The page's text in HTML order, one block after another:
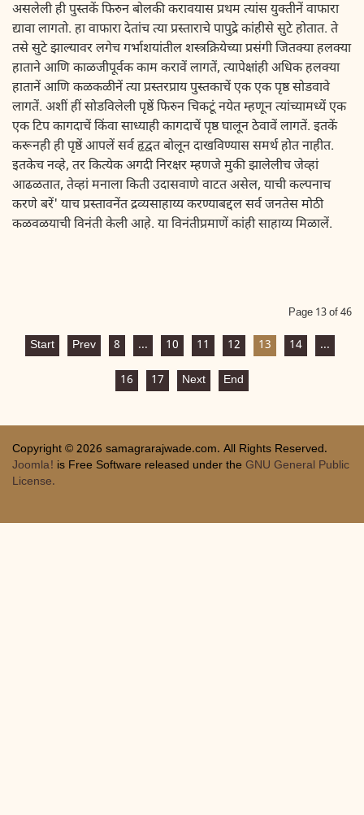
असलेली ही पुस्तकें फिरुन बोलकी करावयास प्रथम त्यांस युक्तीनें वाफारा
द्यावा लागतो. हा वाफारा देतांच त्या प्रस्ताराचे पापुद्रे कांहीसे सुटे होतात. ते
तसे सुटे झाल्यावर लगेच गर्भाशयांतील शस्त्रक्रियेच्या प्रसंगी जितक्या हलक्या
हाताने आणि काळजीपूर्वक काम करावें लागतें, त्यापेक्षांही अधिक हलक्या
हातानें आणि कळकळीनें त्या प्रस्तरप्राय पुस्तकाचें एक एक पृष्ठ सोडवावे
लागतें. अशीं हीं सोडविलेली पृष्ठें फिरुन चिकटूं नयेत म्हणून त्यांच्यामध्यें एक
एक टिप कागदाचें किंवा साध्याही कागदाचें पृष्ठ घालून ठेवावें लागतें. इतकें
करूनही ही पृष्ठें आपलें सर्व हृद्वत बोलून दाखविण्यास समर्थ होत नाहीत.
इतकेच नव्हे, तर कित्येक अगदी निरक्षर म्हणजे मुकी झालेलीच जेव्हां
आढळतात, तेव्हां मनाला किती उदासवाणे वाटत असेल, याची कल्पनाच
करणे बरें' याच प्रस्तावनेंत द्रव्यसाहाय्य करण्याबद्दल सर्व जनतेस मोठी
कळवळयाची विनंती केली आहे. या विनंतीप्रमाणें कांही साहाय्य मिळालें.
Page 13 of 46
Start Prev 8 ... 10 11 12 13 14 ...
16 17 Next End
Copyright © 2026 samagrarajwade.com. All Rights Reserved.
Joomla! is Free Software released under the GNU General Public
License.